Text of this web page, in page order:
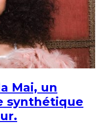
Mai, un
synthétique